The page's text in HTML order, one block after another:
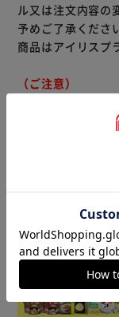
ル又は注文内容の
予めご了承くださ
商品はアイリスプ
（ご注意）
ます。ご注文を
ございますのでな
商品情報